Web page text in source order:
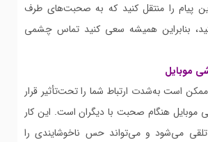
پیام را منتقل کنید که به صحبت‌های طرف
بنابراین همیشه سعی کنید تماس چشمی
موبایل
است به‌شدت ارتباط شما را تحت‌تأثیر قرار
موبایل هنگام صحبت با دیگران است. این کار
تلقی می‌شود و می‌تواند حس ناخوشایندی را